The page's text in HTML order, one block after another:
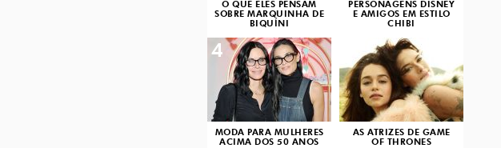
O QUE ELES PENSAM
SOBRE MARQUINHA DE
BIQUÍNI
PERSONAGENS DISNEY
E AMIGOS EM ESTILO
CHIBI
MODA PARA MULHERES
ACIMA DOS 50 ANOS
4
AS ATRIZES DE GAME
OF THRONES